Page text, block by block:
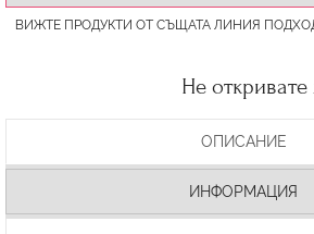
ВИЖТЕ ПРОДУКТИ ОТ СЪЩАТА ЛИНИЯ
Не
ОПИСАНИЕ
ИНФОРМАЦИЯ